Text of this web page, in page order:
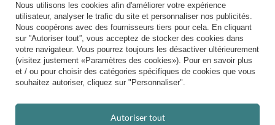
livraison pratique
vous pouvez nous faire confiance
Nous utilisons les cookies afin d'améliorer votre expérience
utilisateur, analyser le trafic du site et personnaliser nos publicités.
Nous coopérons avec des fournisseurs tiers pour cela. En cliquant
sur ”Autoriser tout”, vous acceptez de stocker des cookies dans
votre navigateur. Vous pourrez toujours les désactiver ultérieurement
(visitez justement «Paramètres des cookies»). Pour en savoir plus
et / ou pour choisir des catégories spécifiques de cookies que vous
souhaitez autoriser, cliquez sur "Personnaliser".
Autoriser tout